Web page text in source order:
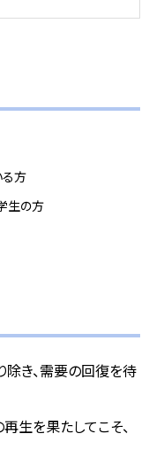
る方
生の方
除き、需要の回復を待
生を果たしてこそ、